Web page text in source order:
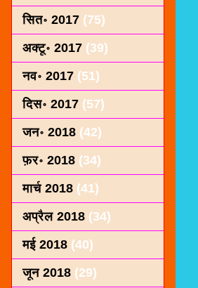
सित॰ 2017 (75)
अक्टू॰ 2017 (39)
नव॰ 2017 (51)
दिस॰ 2017 (57)
जन॰ 2018 (42)
फ़र॰ 2018 (34)
मार्च 2018 (41)
अप्रैल 2018 (34)
मई 2018 (40)
जून 2018 (29)